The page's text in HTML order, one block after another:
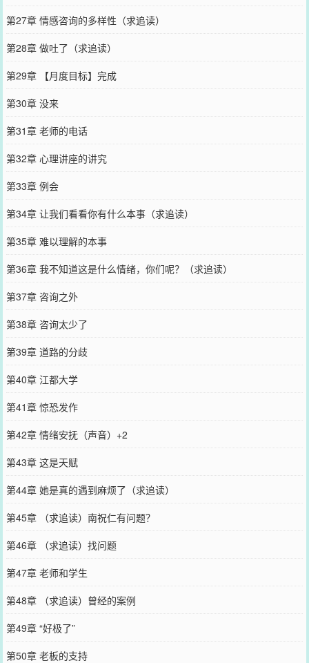
第27章 情感咨询的多样性（求追读）
第28章 做吐了（求追读）
第29章 【月度目标】完成
第30章 没来
第31章 老师的电话
第32章 心理讲座的讲究
第33章 例会
第34章 让我们看看你有什么本事（求追读）
第35章 难以理解的本事
第36章 我不知道这是什么情绪，你们呢？（求追读）
第37章 咨询之外
第38章 咨询太少了
第39章 道路的分歧
第40章 江都大学
第41章 惊恐发作
第42章 情绪安抚（声音）+2
第43章 这是天赋
第44章 她是真的遇到麻烦了（求追读）
第45章 （求追读）南祝仁有问题？
第46章 （求追读）找问题
第47章 老师和学生
第48章 （求追读）曾经的案例
第49章 “好极了”
第50章 老板的支持